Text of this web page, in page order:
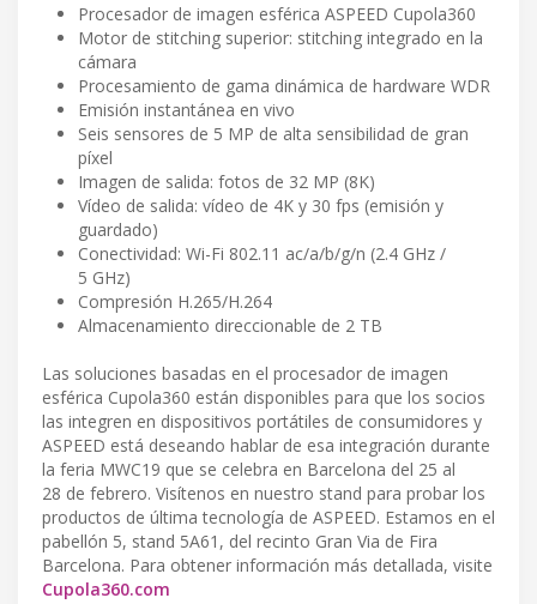
Procesador de imagen esférica ASPEED Cupola360
Motor de stitching superior: stitching integrado en la
cámara
Procesamiento de gama dinámica de hardware WDR
Emisión instantánea en vivo
Seis sensores de 5 MP de alta sensibilidad de gran
píxel
Imagen de salida: fotos de 32 MP (8K)
Vídeo de salida: vídeo de 4K y 30 fps (emisión y
guardado)
Conectividad: Wi-Fi 802.11 ac/a/b/g/n (2.4 GHz /
5 GHz)
Compresión H.265/H.264
Almacenamiento direccionable de 2 TB
Las soluciones basadas en el procesador de imagen
esférica Cupola360 están disponibles para que los socios
las integren en dispositivos portátiles de consumidores y
ASPEED está deseando hablar de esa integración durante
la feria MWC19 que se celebra en Barcelona del 25 al
28 de febrero. Visítenos en nuestro stand para probar los
productos de última tecnología de ASPEED. Estamos en el
pabellón 5, stand 5A61, del recinto Gran Via de Fira
Barcelona. Para obtener información más detallada, visite
Cupola360.com